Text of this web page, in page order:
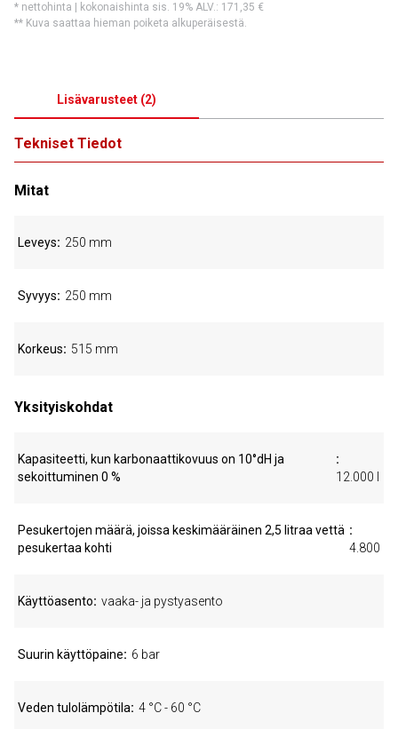
* nettohinta | kokonaishinta sis. 19% ALV.: 171,35 €
** Kuva saattaa hieman poiketa alkuperäisestä.
Lisävarusteet (2)
Tekniset Tiedot
Mitat
Leveys 250 mm
Syvyys 250 mm
Korkeus 515 mm
Yksityiskohdat
Kapasiteetti, kun karbonaattikovuus on 10°dH ja
sekoittuminen 0 %
12.000 l
Pesukertojen määrä, joissa keskimääräinen 2,5 litraa vettä
pesukertaa kohti
4.800
Käyttöasento vaaka- ja pystyasento
Suurin käyttöpaine 6 bar
Veden tulolämpötila 4 °C - 60 °C